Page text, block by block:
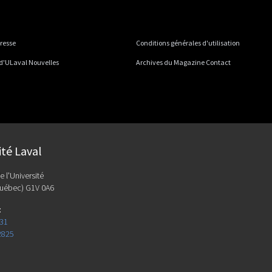
Conditions générales d'utilisation
Nouvelles Archives du Magazine Contact
Laval
l'Université
G1V 0A6
: